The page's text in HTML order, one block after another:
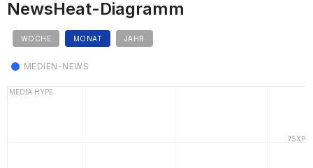
NewsHeat-Diagramm
WOCHE MONAT JAHR
MEDIEN-NEWS